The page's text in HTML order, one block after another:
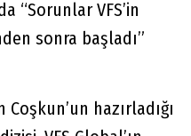
“Sorunlar VFS’in
sonra başladı”
hazırladığı